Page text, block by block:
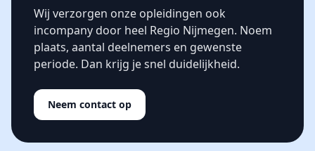
Wij verzorgen onze opleidingen ook
incompany door heel Regio Nijmegen. Noem
plaats, aantal deelnemers en gewenste
periode. Dan krijg je snel duidelijkheid.
Neem contact op